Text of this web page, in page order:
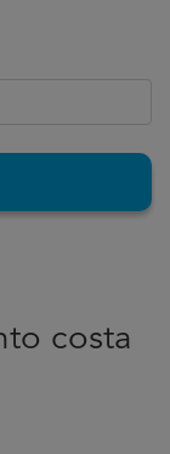
costa